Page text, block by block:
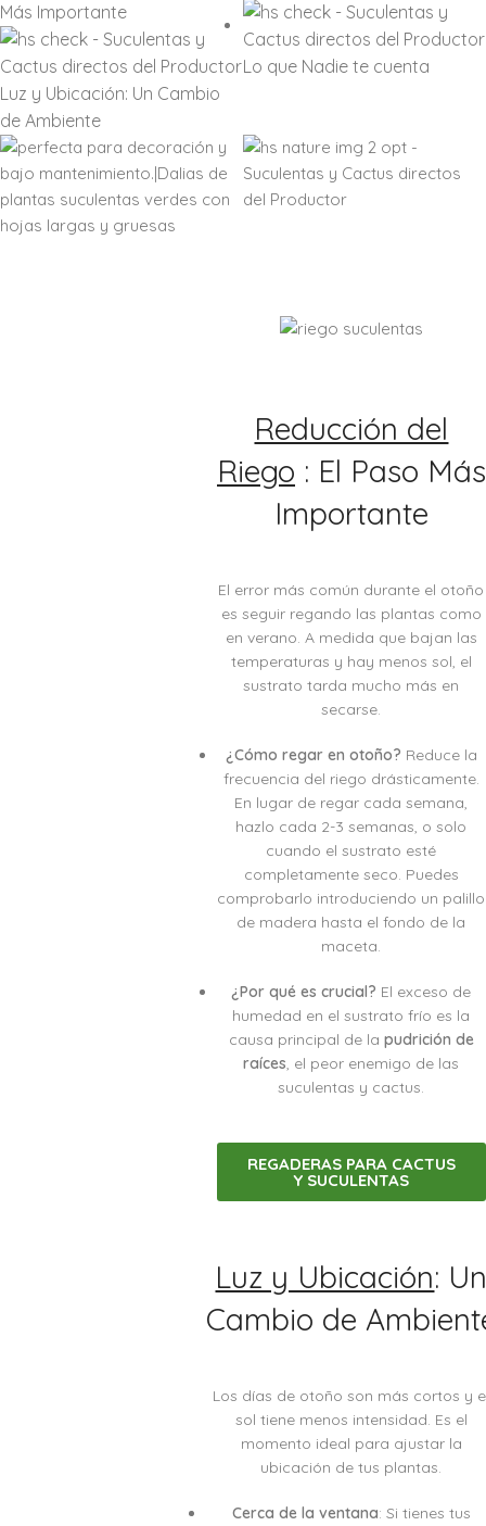
Más Importante
Luz y Ubicación: Un Cambio
de Ambiente
Lo que Nadie te cuenta
Reducción del
Riego : El Paso Más
Importante
El error más común durante el otoño
es seguir regando las plantas como
en verano. A medida que bajan las
temperaturas y hay menos sol, el
sustrato tarda mucho más en
secarse.
¿Cómo regar en otoño? Reduce la
frecuencia del riego drásticamente.
En lugar de regar cada semana,
hazlo cada 2-3 semanas, o solo
cuando el sustrato esté
completamente seco. Puedes
comprobarlo introduciendo un palillo
de madera hasta el fondo de la
maceta.
¿Por qué es crucial? El exceso de
humedad en el sustrato frío es la
causa principal de la pudrición de
raíces, el peor enemigo de las
suculentas y cactus.
REGADERAS PARA CACTUS
Y SUCULENTAS
Luz y Ubicación:
Cambio de
Los días de otoño son más cortos y
sol tiene menos intensidad. Es el
momento ideal para ajustar la
ubicación de tus plantas.
Cerca de la ventana: Si tienes tus